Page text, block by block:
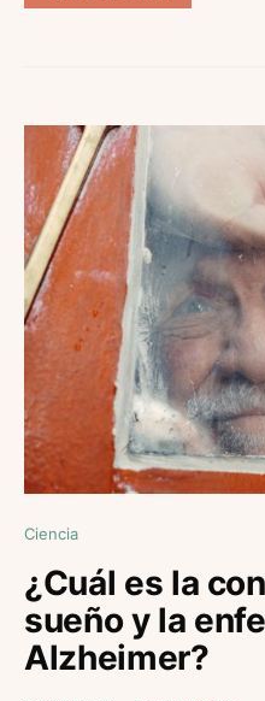
Ciencia
¿Cuál es la
sueño y la
Alzheimer?